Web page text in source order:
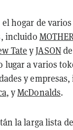
hogar de
incluido
Tate yJASON
lugar a varios
y
, yMcDonalds.
la larga lista